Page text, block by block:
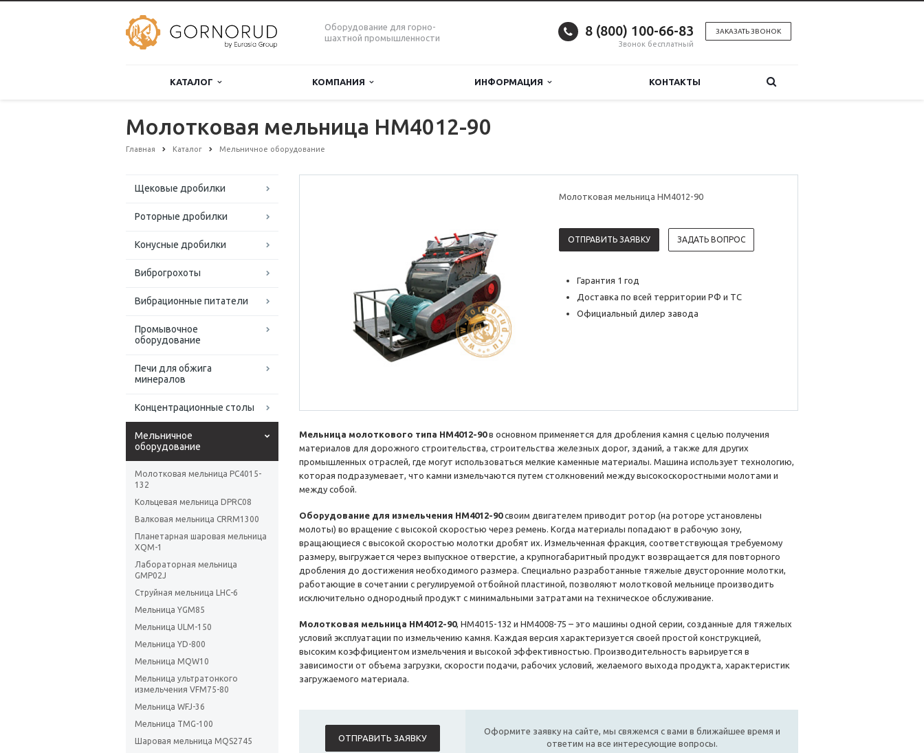
Оборудование для горно-
шахтной промышленности
ЗАКАЗАТЬ ЗВОНОК
8 (800) 100-66-83
Звонок бесплатный
КАТАЛОГ КОМПАНИЯ ИНФОРМАЦИЯ КОНТАКТЫ
Молотковая мельница HM4012-90
Главная Каталог Мельничное оборудование
Щековые дробилки
Роторные дробилки
Конусные дробилки
Виброгрохоты
Вибрационные питатели
Промывочное
оборудование
Печи для обжига
минералов
Концентрационные столы
Мельничное
оборудование
Молотковая мельница PC4015-
132
Кольцевая мельница DPRC08
Валковая мельница CRRM1300
Планетарная шаровая мельница
XQM-1
Лабораторная мельница
GMP02J
Струйная мельница LHC-6
Мельница YGM85
Мельница ULM-150
Мельница YD-800
Мельница MQW10
Мельница ультратонкого
измельчения VFM75-80
Мельница WFJ-36
Мельница TMG-100
Шаровая мельница MQS2745
Молотковая мельница HM4012-90
ОТПРАВИТЬ ЗАЯВКУ ЗАДАТЬ ВОПРОС
Гарантия 1 год
Доставка по всей территории РФ и ТС
Официальный дилер завода
Мельница молоткового типа HM4012-90в основном применяется для дробления камня с целью получения
материалов для дорожного строительства, строительства железных дорог, зданий, а также для других
промышленных отраслей, где могут использоваться мелкие каменные материалы. Машина использует технологию,
которая подразумевает, что камни измельчаются путем столкновений между высокоскоростными молотами и
между собой.
Оборудование для измельчения HM4012-90своим двигателем приводит ротор (на роторе установлены
молоты) во вращение с высокой скоростью через ремень. Когда материалы попадают в рабочую зону,
вращающиеся с высокой скоростью молотки дробят их. Измельченная фракция, соответствующая требуемому
размеру, выгружается через выпускное отверстие, а крупногабаритный продукт возвращается для повторного
дробления до достижения необходимого размера. Специально разработанные тяжелые двусторонние молотки,
работающие в сочетании с регулируемой отбойной пластиной, позволяют молотковой мельнице производить
исключительно однородный продукт с минимальными затратами на техническое обслуживание.
Молотковая мельница HM4012-90, HM4015-132 и HM4008-75 – это машины одной серии, созданные для тяжелых
условий эксплуатации по измельчению камня. Каждая версия характеризуется своей простой конструкцией,
высоким коэффициентом измельчения и высокой эффективностью. Производительность варьируется в
зависимости от объема загрузки, скорости подачи, рабочих условий, желаемого выхода продукта, характеристик
загружаемого материала.
ОТПРАВИТЬ ЗАЯВКУ
Оформите заявку на сайте, мы свяжемся с вами в ближайшее время и
ответим на все интересующие вопросы.